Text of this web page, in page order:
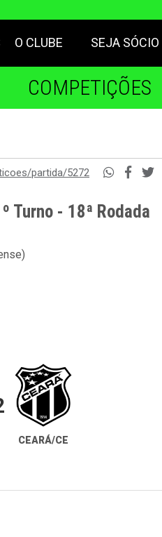
O CLUBE SEJA SÓCIO
COMPETIÇÕES
partida/5272
Turno - 18ª Rodada
CEARÁ/CE